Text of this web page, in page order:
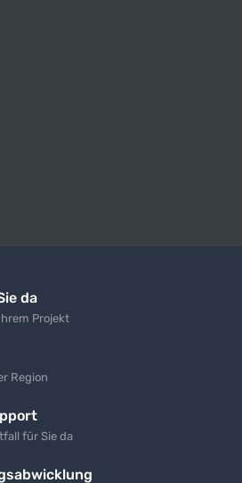
da
Projekt
Region
für Sie da